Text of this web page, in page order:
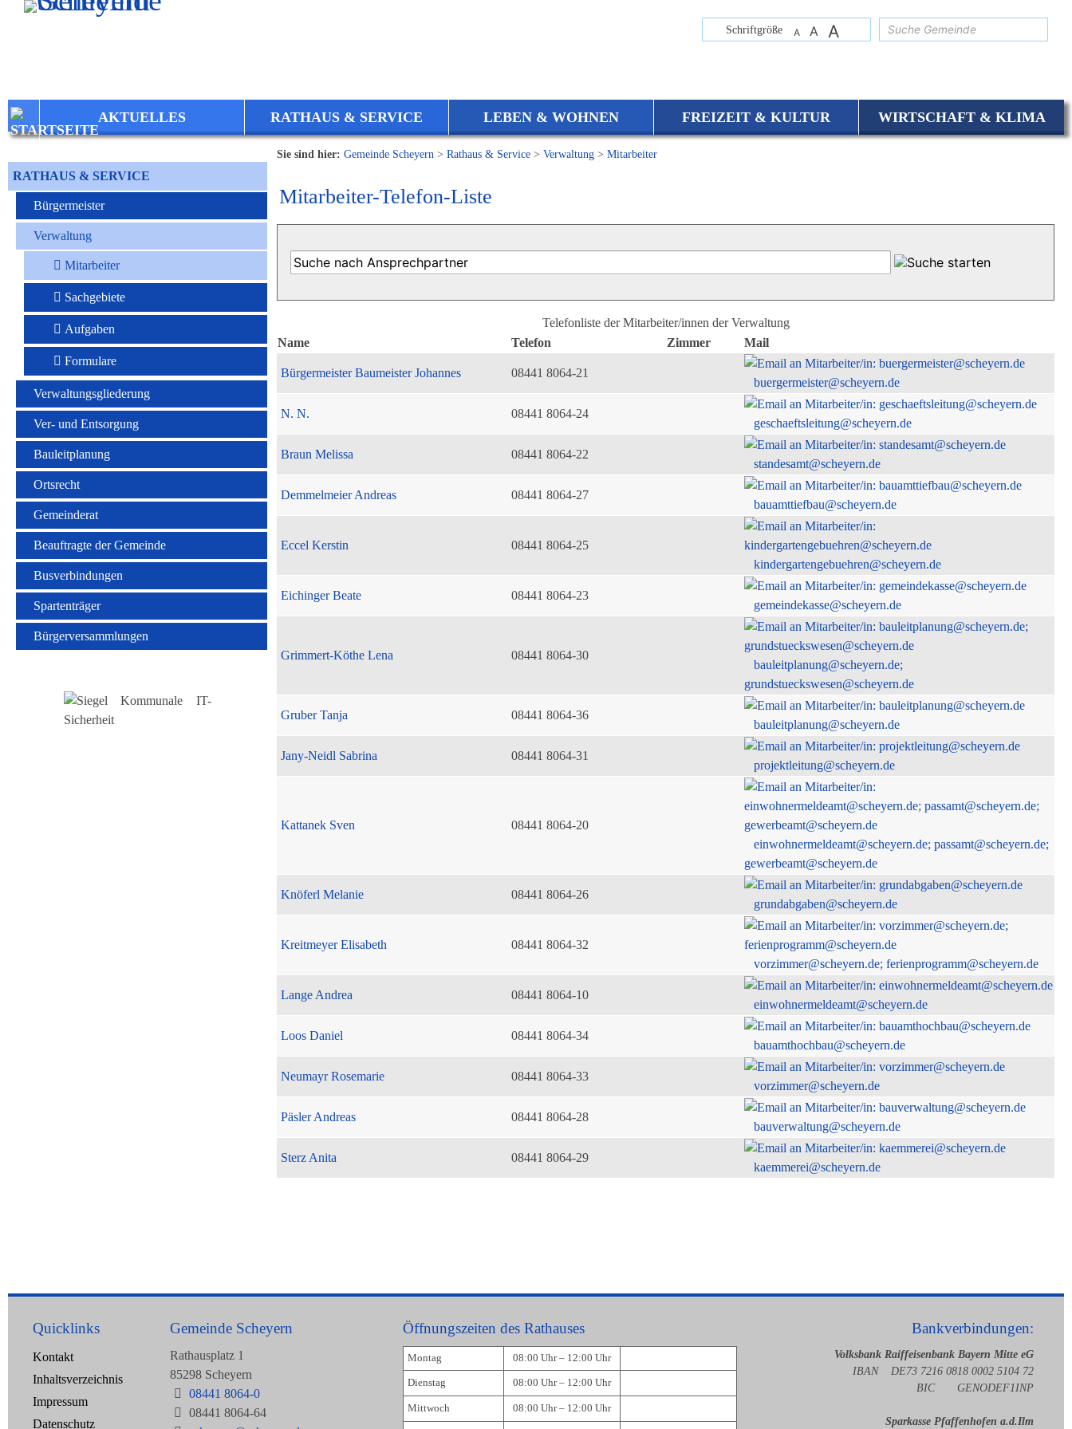
Zum Inhalt,zur Navigationoder
Schriftgröße A A A
AKTUELLES RATHAUS & SERVICE LEBEN & WOHNEN FREIZEIT & KULTUR WIRTSCHAFT & KLIMA
RATHAUS & SERVICE
Bürgermeister
Verwaltung
Mitarbeiter
Sachgebiete
Aufgaben
Formulare
Verwaltungsgliederung
Ver- und Entsorgung
Bauleitplanung
Ortsrecht
Gemeinderat
Beauftragte der Gemeinde
Busverbindungen
Spartenträger
Bürgerversammlungen
Sie sind hier: Gemeinde Scheyern > Rathaus & Service > Verwaltung > Mitarbeiter
Mitarbeiter-Telefon-Liste
Telefonliste der Mitarbeiter/innen der Verwaltung
Name
Telefon Zimmer Mail
Bürgermeister Baumeister Johannes 08441 8064-21
buergermeister@scheyern.de
N. N. 08441 8064-24
geschaeftsleitung@scheyern.de
Braun Melissa 08441 8064-22
standesamt@scheyern.de
Demmelmeier Andreas 08441 8064-27
bauamttiefbau@scheyern.de
Eccel Kerstin
08441 8064-25
kindergartengebuehren@scheyern.de
Eichinger Beate 08441 8064-23
gemeindekasse@scheyern.de
Grimmert-Köthe Lena 08441 8064-30
bauleitplanung@scheyern.de;
grundstueckswesen@scheyern.de
Gruber Tanja 08441 8064-36
bauleitplanung@scheyern.de
Jany-Neidl Sabrina 08441 8064-31
projektleitung@scheyern.de
Kattanek Sven
08441 8064-20
einwohnermeldeamt@scheyern.de; passamt@scheyern.de;
gewerbeamt@scheyern.de
Knöferl Melanie 08441 8064-26
grundabgaben@scheyern.de
Kreitmeyer Elisabeth
08441 8064-32
vorzimmer@scheyern.de; ferienprogramm@scheyern.de
Lange Andrea 08441 8064-10
einwohnermeldeamt@scheyern.de
Loos Daniel 08441 8064-34
bauamthochbau@scheyern.de
Neumayr Rosemarie 08441 8064-33
vorzimmer@scheyern.de
Päsler Andreas 08441 8064-28
bauverwaltung@scheyern.de
Sterz Anita 08441 8064-29
kaemmerei@scheyern.de
Quicklinks
Kontakt
Inhaltsverzeichnis
Impressum
Datenschutz
Gemeinde Scheyern
Rathausplatz 1
85298 Scheyern
08441 8064-0
08441 8064-64
Öffnungszeiten des Rathauses
Montag 08:00 Uhr – 12:00 Uhr
Dienstag 08:00 Uhr – 12:00 Uhr
Mittwoch 08:00 Uhr – 12:00 Uhr
Bankverbindungen:
Volksbank Raiffeisenbank Bayern Mitte eG
IBAN DE73 7216 0818 0002 5104 72
BIC GENODEF1INP
Sparkasse Pfaffenhofen a.d.Ilm